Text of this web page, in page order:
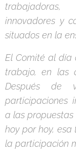
innovadores y
situados en la
El Comité al día
trabajo, en las
Después de
participaciones
a las
hoy por hoy,
la participación